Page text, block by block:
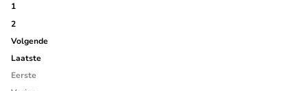
1
2
Volgende
Laatste
Eerste